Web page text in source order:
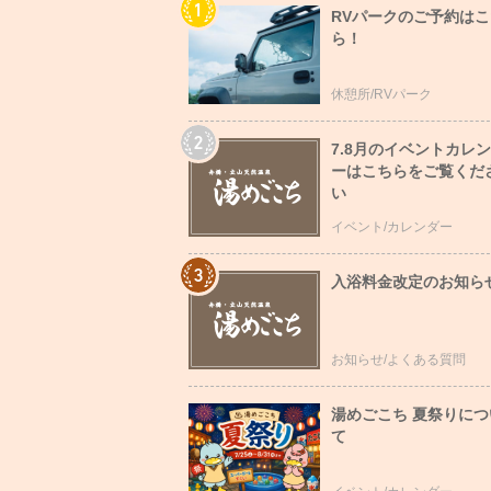
RVパークのご予約は
ら！
休憩所/RVパーク
7.8月のイベントカレ
ーはこちらをご覧くだ
い
イベント/カレンダー
入浴料金改定のお知ら
お知らせ/よくある質問
湯めごこち 夏祭りに
て